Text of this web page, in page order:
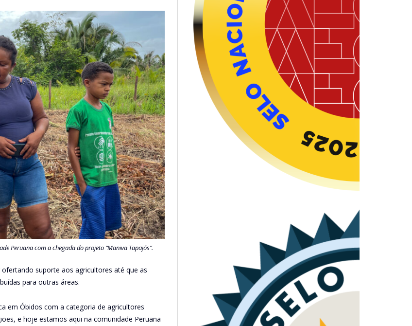
Peruana com a chegada do projeto “Maniva Tapajós”.
suporte aos agricultores até que as
para outras áreas.
em Óbidos com a categoria de agricultores
e hoje estamos aqui na comunidade Peruana